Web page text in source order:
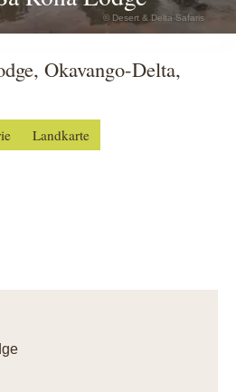
© Desert & Delta Safaris
Okavango-Delta,
Landkarte